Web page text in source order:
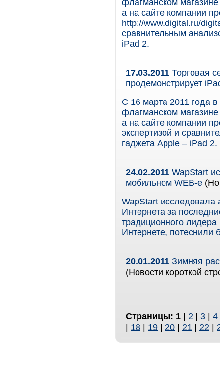
флагманском магазине
а на сайте компании
http://www.digital.ru/
сравнительным
iPad 2.
17.03.2011 Торговая
продемонстрирует
С 16 марта 2011 года
флагманском магазине
а на сайте компании
экспертизой и
гаджета Apple – iPad 2.
24.02.2011 WapStart
мобильном WEB-е
WapStart исследовала
Интернета за
традиционного
Интернете, потеснили
20.01.2011 Зимняя
(Новости короткой
Страницы: 1 | 2 | 3 | 4
| 18 | 19 | 20 | 21 | 22 |